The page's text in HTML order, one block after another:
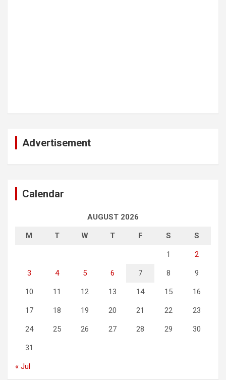
Advertisement
Calendar
AUGUST 2026
M T W T F S S
1 2
3 4 5 6 7 8 9
10 11 12 13 14 15 16
17 18 19 20 21 22 23
24 25 26 27 28 29 30
31
« Jul